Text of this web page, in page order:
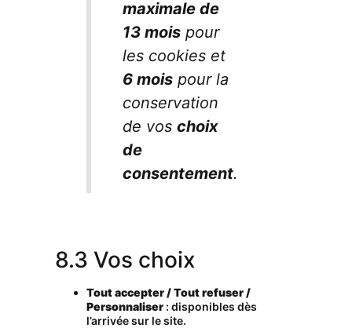
maximale de
13 mois pour
les cookies et
6 mois pour la
conservation
de voschoix
de
consentement.
8.3 Vos choix
Tout accepter / Tout refuser /
Personnaliser : disponibles dès
l’arrivée sur le site.